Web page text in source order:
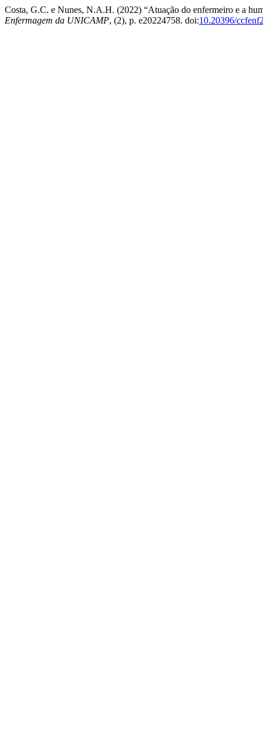
Costa, G.C. e Nunes, N.A.H. (2022) “Atuação do enfermeiro e a
Enfermagem da UNICAMP, (2), p. e20224758. doi:10.20396/